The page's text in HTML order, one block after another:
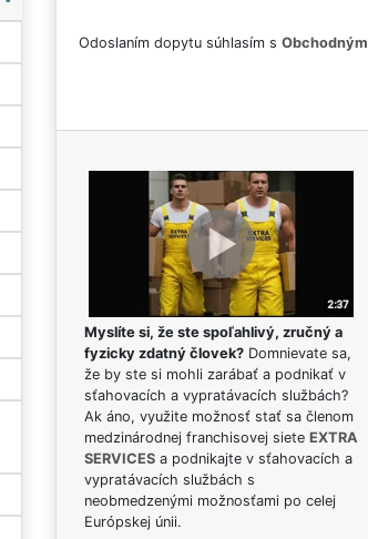
Odoslaním dopytu súhlasím s
Myslíte si, že ste spoľahlivý, zručný a
fyzicky zdatný človek?Domnievate sa,
že by ste si mohli zarábať a podnikať v
sťahovacích a vypratávacích službách?
Ak áno, využite možnosť stať sa členom
medzinárodnej franchisovej siete EXTRA
SERVICESa podnikajte v sťahovacích a
vypratávacích službách s
neobmedzenými možnosťami po celej
Európskej únii.